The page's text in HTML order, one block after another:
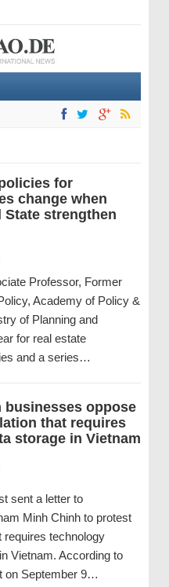
for
change when
State strengthen
Professor, Former
Academy of Policy &
of Planning and
for real estate
and a series…
businesses oppose
that requires
storage in Vietnam
sent a letter to
Minh Chinh to protest
requires technology
Vietnam. According to
on September 9…